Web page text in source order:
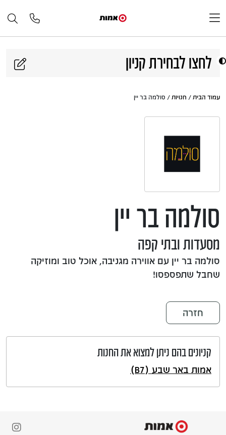
לחצו לבחירת קניון
עמוד הבית / חנויות / סולמה בר יין
סולמה בר יין
מסעדות ובתי קפה
סולמה בר יין עם אווירה מגניבה, אוכל טוב ומוזיקה
שחבל שתפספסו!
חזרה
קניונים בהם ניתן למצוא את החנות
אמות באר שבע (B7)